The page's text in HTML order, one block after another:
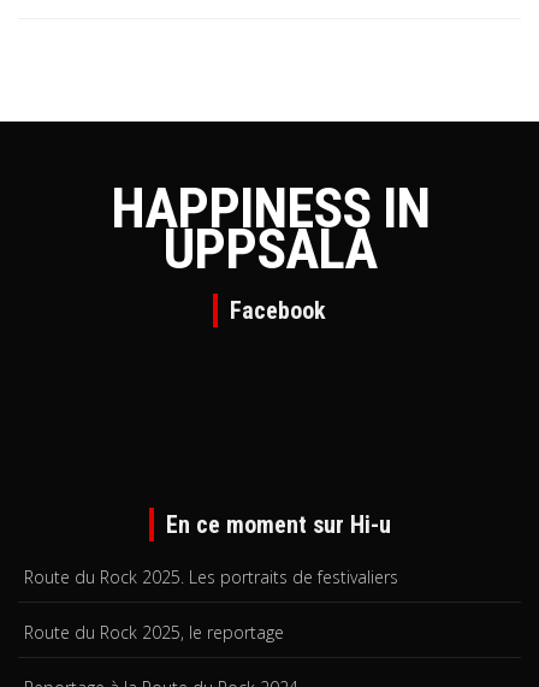
HAPPINESS IN
UPPSALA
Facebook
En ce moment sur Hi-u
Route du Rock 2025. Les portraits de festivaliers
Route du Rock 2025, le reportage